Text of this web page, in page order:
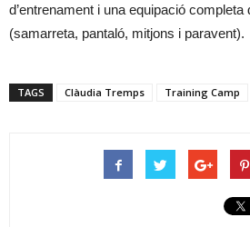
d’entrenament i una equipació
(samarreta, pantaló, mitjons i paravent).
TAGS Clàudia Tremps Training Camp